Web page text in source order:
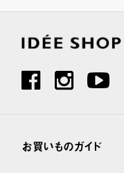
お買いものガイド